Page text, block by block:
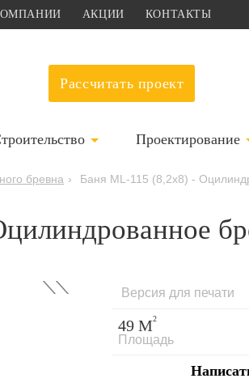
АКЦИИ КОНТАКТЫ
Рассчитать проект
Проектирование
бревна › Баня ML-115 (8,2х8) -
› Версия для печати
49 М2
Площадь